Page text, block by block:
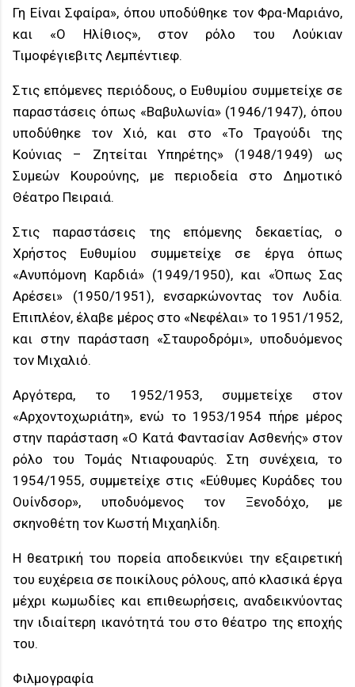
Γη Είναι Σφαίρα», όπου υποδύθηκε τον Φρα-Μαριάνο,
και «Ο Ηλίθιος», στον ρόλο του Λούκιαν
Τιμοφέγιεβιτς Λεμπέντιεφ.
Στις επόμενες περιόδους, ο Ευθυμίου συμμετείχε σε
παραστάσεις όπως «Βαβυλωνία» (1946/1947), όπου
υποδύθηκε τον Χιό, και στο «Το Τραγούδι της
Κούνιας – Ζητείται Υπηρέτης» (1948/1949) ως
Συμεών Κουρούνης, με περιοδεία στο Δημοτικό
Θέατρο Πειραιά.
Στις παραστάσεις της επόμενης δεκαετίας, ο
Χρήστος Ευθυμίου συμμετείχε σε έργα όπως
«Ανυπόμονη Καρδιά» (1949/1950), και «Όπως Σας
Αρέσει» (1950/1951), ενσαρκώνοντας τον Λυδία.
Επιπλέον, έλαβε μέρος στο «Νεφέλαι» το 1951/1952,
και στην παράσταση «Σταυροδρόμι», υποδυόμενος
τον Μιχαλιό.
Αργότερα, το 1952/1953, συμμετείχε στον
«Αρχοντοχωριάτη», ενώ το 1953/1954 πήρε μέρος
στην παράσταση «Ο Κατά Φαντασίαν Ασθενής» στον
ρόλο του Τομάς Ντιαφουαρύς. Στη συνέχεια, το
1954/1955, συμμετείχε στις «Εύθυμες Κυράδες του
Ουίνδσορ», υποδυόμενος τον Ξενοδόχο, με
σκηνοθέτη τον Κωστή Μιχαηλίδη.
Η θεατρική του πορεία αποδεικνύει την εξαιρετική
του ευχέρεια σε ποικίλους ρόλους, από κλασικά έργα
μέχρι κωμωδίες και επιθεωρήσεις, αναδεικνύοντας
την ιδιαίτερη ικανότητά του στο θέατρο της εποχής
του.
Φιλμογραφία